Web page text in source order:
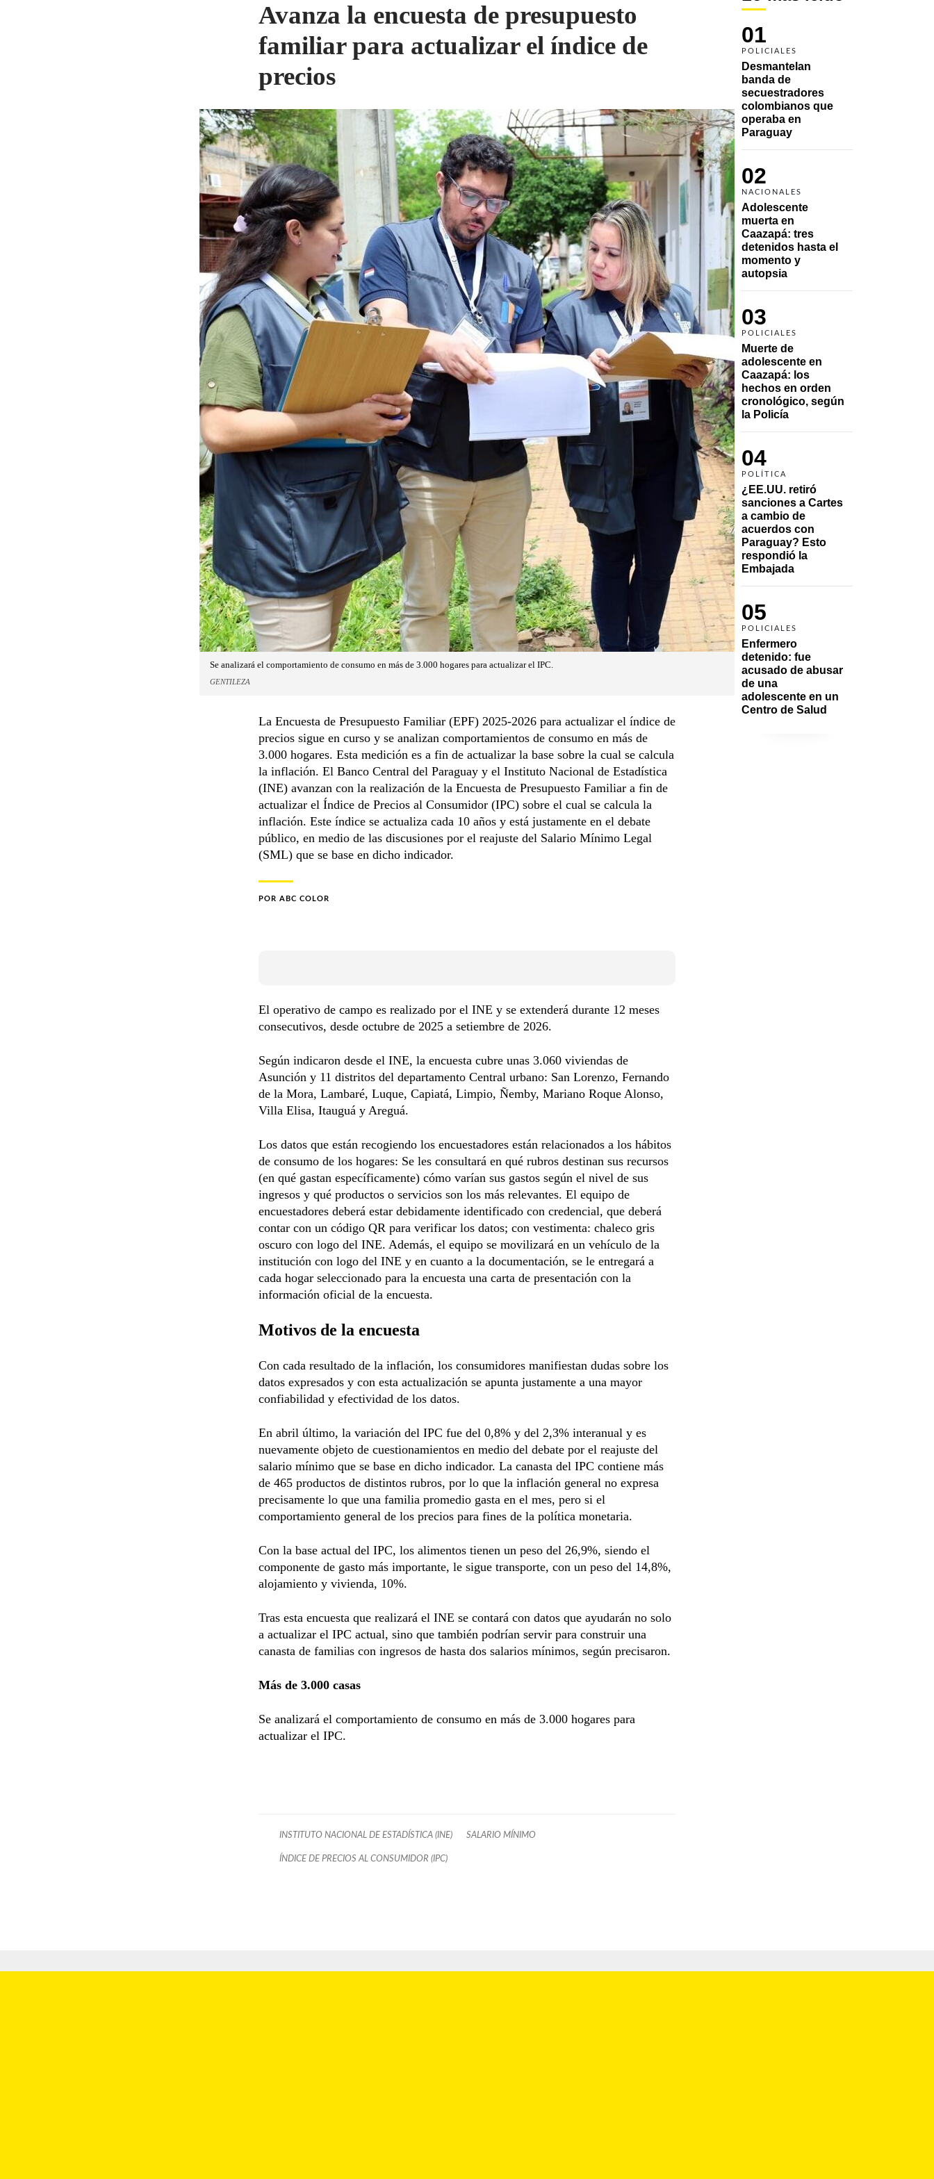
01
POLICIALES
Desmantelan
banda de
secuestradores
colombianos que
operaba en
Paraguay
02
NACIONALES
Adolescente
muerta en
Caazapá: tres
detenidos hasta el
momento y
autopsia
03
POLICIALES
Muerte de
adolescente en
Caazapá: los
hechos en orden
cronológico, según
la Policía
04
POLÍTICA
¿EE.UU. retiró
sanciones a Cartes
a cambio de
acuerdos con
Paraguay? Esto
respondió la
Embajada
05
POLICIALES
Enfermero
detenido: fue
acusado de abusar
de una
adolescente en un
Centro de Salud
Avanza la encuesta de presupuesto
familiar para actualizar el índice de
precios
Se analizará el comportamiento de consumo en más de 3.000 hogares para actualizar el IPC.
GENTILEZA
La Encuesta de Presupuesto Familiar (EPF) 2025-2026 para actualizar el índice de
precios sigue en curso y se analizan comportamientos de consumo en más de
3.000 hogares. Esta medición es a fin de actualizar la base sobre la cual se calcula
la inflación. El Banco Central del Paraguay y el Instituto Nacional de Estadística
(INE) avanzan con la realización de la Encuesta de Presupuesto Familiar a fin de
actualizar el Índice de Precios al Consumidor (IPC) sobre el cual se calcula la
inflación. Este índice se actualiza cada 10 años y está justamente en el debate
público, en medio de las discusiones por el reajuste del Salario Mínimo Legal
(SML) que se base en dicho indicador.
POR ABC COLOR
El operativo de campo es realizado por el INE y se extenderá durante 12 meses
consecutivos, desde octubre de 2025 a setiembre de 2026.
Según indicaron desde el INE, la encuesta cubre unas 3.060 viviendas de
Asunción y 11 distritos del departamento Central urbano: San Lorenzo, Fernando
de la Mora, Lambaré, Luque, Capiatá, Limpio, Ñemby, Mariano Roque Alonso,
Villa Elisa, Itauguá y Areguá.
Los datos que están recogiendo los encuestadores están relacionados a los hábitos
de consumo de los hogares: Se les consultará en qué rubros destinan sus recursos
(en qué gastan específicamente) cómo varían sus gastos según el nivel de sus
ingresos y qué productos o servicios son los más relevantes. El equipo de
encuestadores deberá estar debidamente identificado con credencial, que deberá
contar con un código QR para verificar los datos; con vestimenta: chaleco gris
oscuro con logo del INE. Además, el equipo se movilizará en un vehículo de la
institución con logo del INE y en cuanto a la documentación, se le entregará a
cada hogar seleccionado para la encuesta una carta de presentación con la
información oficial de la encuesta.
Motivos de la encuesta
Con cada resultado de la inflación, los consumidores manifiestan dudas sobre los
datos expresados y con esta actualización se apunta justamente a una mayor
confiabilidad y efectividad de los datos.
En abril último, la variación del IPC fue del 0,8% y del 2,3% interanual y es
nuevamente objeto de cuestionamientos en medio del debate por el reajuste del
salario mínimo que se base en dicho indicador. La canasta del IPC contiene más
de 465 productos de distintos rubros, por lo que la inflación general no expresa
precisamente lo que una familia promedio gasta en el mes, pero si el
comportamiento general de los precios para fines de la política monetaria.
Con la base actual del IPC, los alimentos tienen un peso del 26,9%, siendo el
componente de gasto más importante, le sigue transporte, con un peso del 14,8%,
alojamiento y vivienda, 10%.
Tras esta encuesta que realizará el INE se contará con datos que ayudarán no solo
a actualizar el IPC actual, sino que también podrían servir para construir una
canasta de familias con ingresos de hasta dos salarios mínimos, según precisaron.
Más de 3.000 casas
Se analizará el comportamiento de consumo en más de 3.000 hogares para
actualizar el IPC.
INSTITUTO NACIONAL DE ESTADÍSTICA (INE) SALARIO MÍNIMO
ÍNDICE DE PRECIOS AL CONSUMIDOR (IPC)